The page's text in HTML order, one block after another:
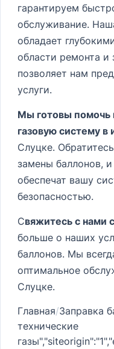
гарантируем
обслуживание.
обладает
области ремонта и
позволяет нам
услуги.
Мы готовы помочь
газовую систему в
Слуцке.
замены баллонов,
обеспечат вашу
безопасностью.
Свяжитесь с нами
больше о наших
баллонов. Мы
оптимальное
Слуцке.
Главная/Заправка
технические
газы